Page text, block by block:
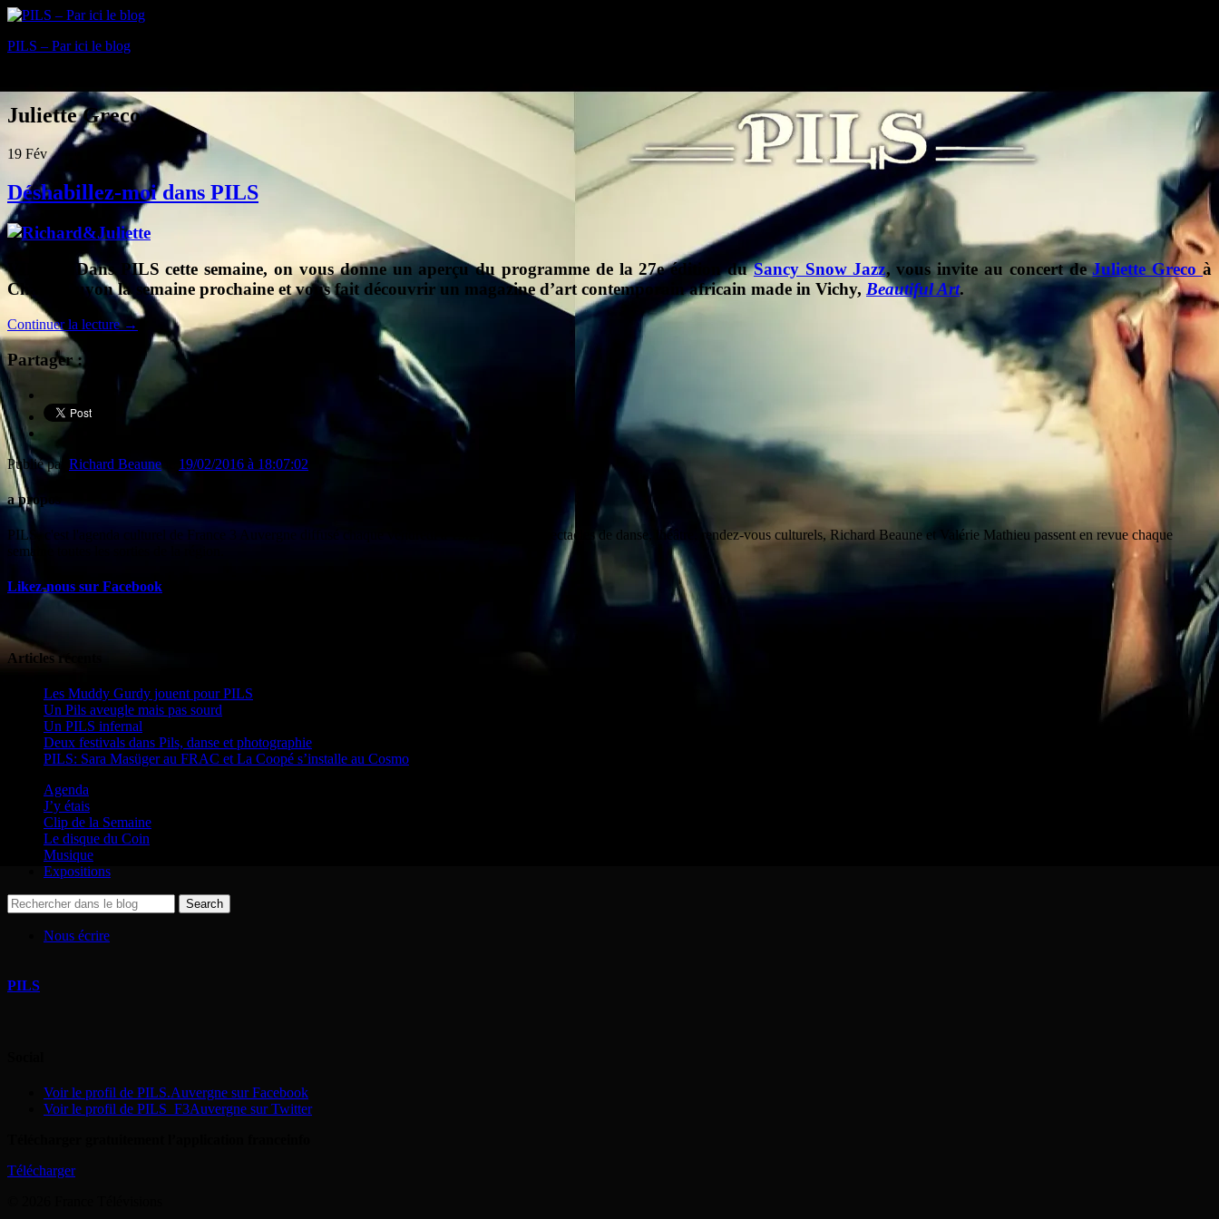
PILS – Par ici le blog
Juliette Greco
19 Fév
Déshabillez-moi dans PILS
VIDEO: Dans PILS cette semaine, on vous donne un aperçu du programme de la 27e édition duSancy Snow Jazz, vous invite au concert deJuliette Grecoà
Châtel-Guyon la semaine prochaine et vous fait découvrir un magazine d’art contemporain africain made in Vichy, Beautiful Art.
Continuer la lecture →
Partager :
Publié par Richard Beaune 19/02/2016 à 18:07:02
a propos
PILS, c'est l'agenda culturel de France 3 Auvergne diffusé chaque vendredi à 19h. Concerts, spectacles de danse, théâtre, rendez-vous culturels, Richard Beaune et Valérie Mathieu passent en revue chaque
semaine toutes les sorties de la région.
Likez-nous sur Facebook
Articles récents
Les Muddy Gurdy jouent pour PILS
Un Pils aveugle mais pas sourd
Un PILS infernal
Deux festivals dans Pils, danse et photographie
PILS: Sara Masüger au FRAC et La Coopé s’installe au Cosmo
Agenda
J’y étais
Clip de la Semaine
Le disque du Coin
Musique
Expositions
Nous écrire
PILS
Voir le profil de PILS.Auvergne sur Facebook
Voir le profil de PILS_F3Auvergne sur Twitter
Télécharger